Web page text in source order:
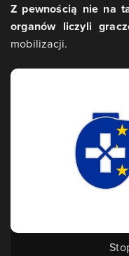
Z pewnością nie na
organów liczyli
mobilizacji.